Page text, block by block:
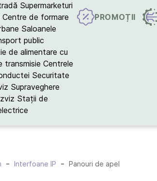
Supermarketuri
Centre de formare
Saloanele
public
de alimentare cu
transmisie Centrele
Securitate
Supraveghere
Stații de
PROMOȚII
Interfoane IP Panouri de apel